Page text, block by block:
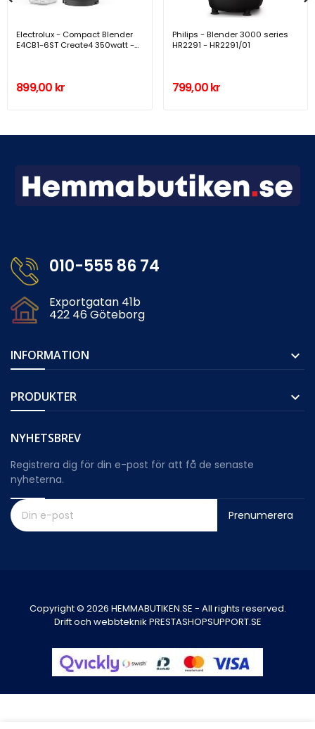
Electrolux - Compact Blender
E4CB1-6ST Create4 350watt -
899,00 kr
Philips - Blender 3000 series
HR2291 - HR2291/01
799,00 kr
010-555 86 74
Exportgatan 41b
422 46 Göteborg
INFORMATION 
PRODUKTER 
NYHETSBREV
Registrera dig för din e-post för att få de senaste
nyheterna.
Prenumerera
Copyright © 2026 HEMMABUTIKEN.SE - All rights reserved.
Drift och webbteknik PRESTASHOPSUPPORT.SE